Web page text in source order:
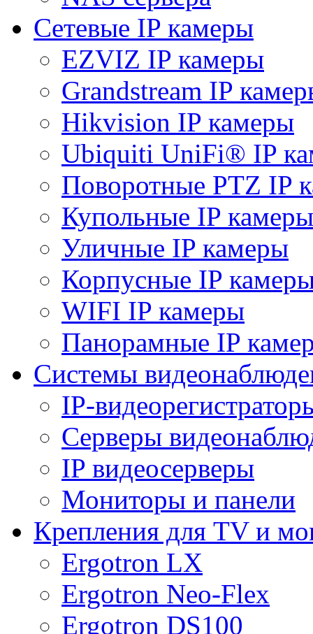
Сетевые IP камеры
EZVIZ IP камеры
Grandstream IP
Hikvision IP камеры
Ubiquiti UniFi® IP
Поворотные PTZ IP
Купольные IP камеры
Уличные IP камеры
Корпусные IP
WIFI IP камеры
Панорамные IP
Системы
IP-
Серверы
IP видеосерверы
Мониторы и панели
Крепления для TV и
Ergotron LX
Ergotron Neo-Flex
Ergotron DS100